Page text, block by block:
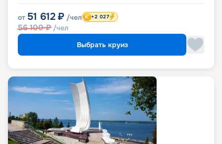
от 51 612 ₽ /чел
56 100₽ /чел
+2 027
Выбрать круиз